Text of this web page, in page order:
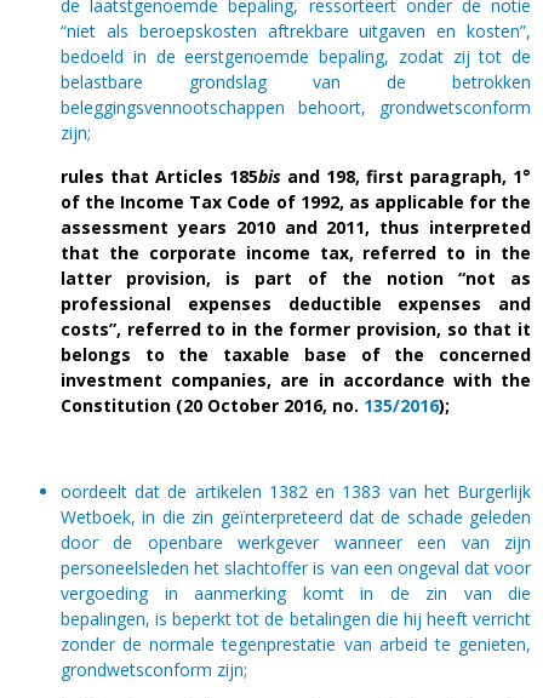
de laatstgenoemde bepaling, ressorteert onder de notie
“niet als beroepskosten aftrekbare uitgaven en kosten”,
bedoeld in de eerstgenoemde bepaling, zodat zij tot de
belastbare grondslag van de betrokken
beleggingsvennootschappen behoort, grondwetsconform
zijn;
rules that Articles 185bis and 198, first paragraph, 1°
of the Income Tax Code of 1992, as applicable for the
assessment years 2010 and 2011, thus interpreted
that the corporate income tax, referred to in the
latter provision, is part of the notion “not as
professional expenses deductible expenses and
costs”, referred to in the former provision, so that it
belongs to the taxable base of the concerned
investment companies, are in accordance with the
Constitution (20 October 2016, no. 135/2016);
oordeelt dat de artikelen 1382 en 1383 van het Burgerlijk
Wetboek, in die zin geïnterpreteerd dat de schade geleden
door de openbare werkgever wanneer een van zijn
personeelsleden het slachtoffer is van een ongeval dat voor
vergoeding in aanmerking komt in de zin van die
bepalingen, is beperkt tot de betalingen die hij heeft verricht
zonder de normale tegenprestatie van arbeid te genieten,
grondwetsconform zijn;